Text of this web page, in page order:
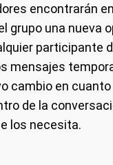
encontrarán
grupo una nueva
participante
mensajes
cambio en
de la
los necesita.